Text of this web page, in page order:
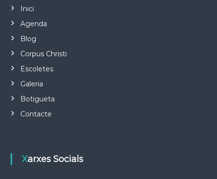
Inici
Agenda
Blog
Corpus Christi
Escoletes
Galeria
Botigueta
Contacte
Xarxes Socials